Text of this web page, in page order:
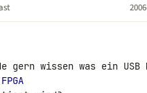
gern wissen was ein
FPGA